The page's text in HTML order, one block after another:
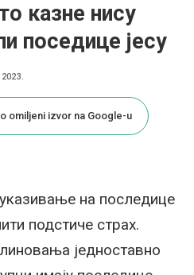
казне нису
поседице јесу
omiljeni izvor na Google-u
на последице
подстиче страх.
једноставно